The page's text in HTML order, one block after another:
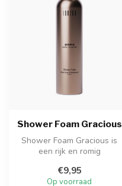
Shower Foam Gracious
Shower Foam Gracious is
een rijk en romig
amber, cederhou...
€9,95
Op voorraad